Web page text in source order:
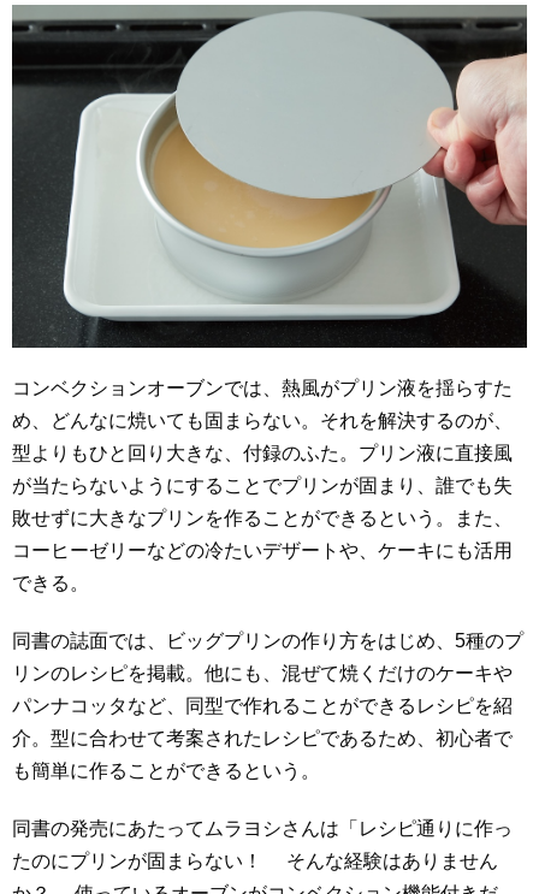
コンベクションオーブンでは、熱風がプリン液を揺らすた
め、どんなに焼いても固まらない。それを解決するのが、
型よりもひと回り大きな、付録のふた。プリン液に直接風
が当たらないようにすることでプリンが固まり、誰でも失
敗せずに大きなプリンを作ることができるという。また、
コーヒーゼリーなどの冷たいデザートや、ケーキにも活用
できる。
同書の誌面では、ビッグプリンの作り方をはじめ、5種のプ
リンのレシピを掲載。他にも、混ぜて焼くだけのケーキや
パンナコッタなど、同型で作れることができるレシピを紹
介。型に合わせて考案されたレシピであるため、初心者で
も簡単に作ることができるという。
同書の発売にあたってムラヨシさんは「レシピ通りに作っ
たのにプリンが固まらない！ そんな経験はありません